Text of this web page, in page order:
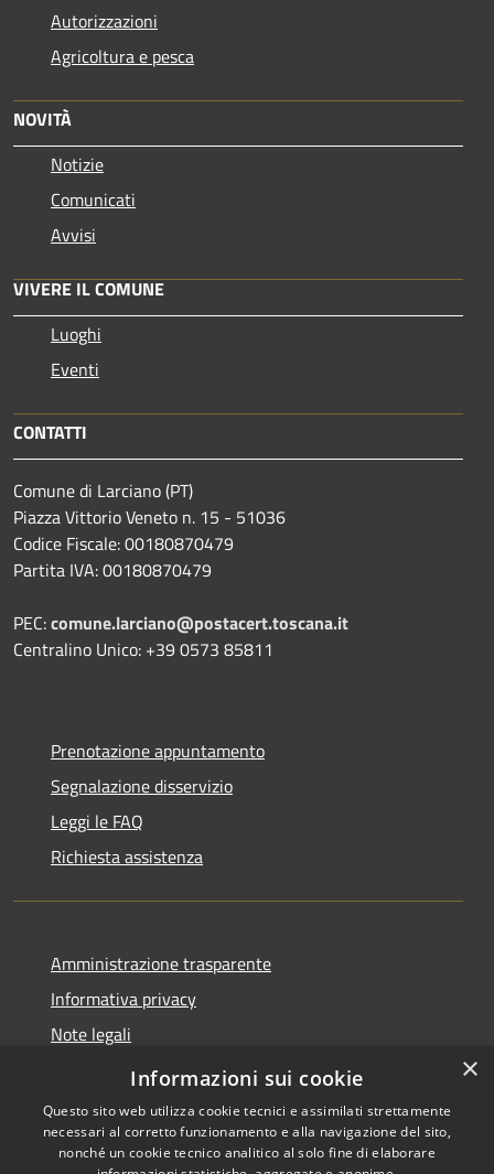
Autorizzazioni
Agricoltura e pesca
NOVITÀ
Notizie
Comunicati
Avvisi
VIVERE IL COMUNE
Luoghi
Eventi
CONTATTI
Comune di Larciano (PT)
Piazza Vittorio Veneto n. 15 - 51036
Codice Fiscale: 00180870479
Partita IVA: 00180870479
PEC:comune.larciano@postacert.toscana.it
Centralino Unico: +39 0573 85811
Prenotazione appuntamento
Segnalazione disservizio
Leggi le FAQ
Richiesta assistenza
Amministrazione trasparente
Informativa privacy
Note legali
Dichiarazione di accessibilità
×
Informazioni sui cookie
Questo sito web utilizza cookie tecnici e assimilati strettamente
necessari al corretto funzionamento e alla navigazione del sito,
nonché un cookie tecnico analitico al solo fine di elaborare